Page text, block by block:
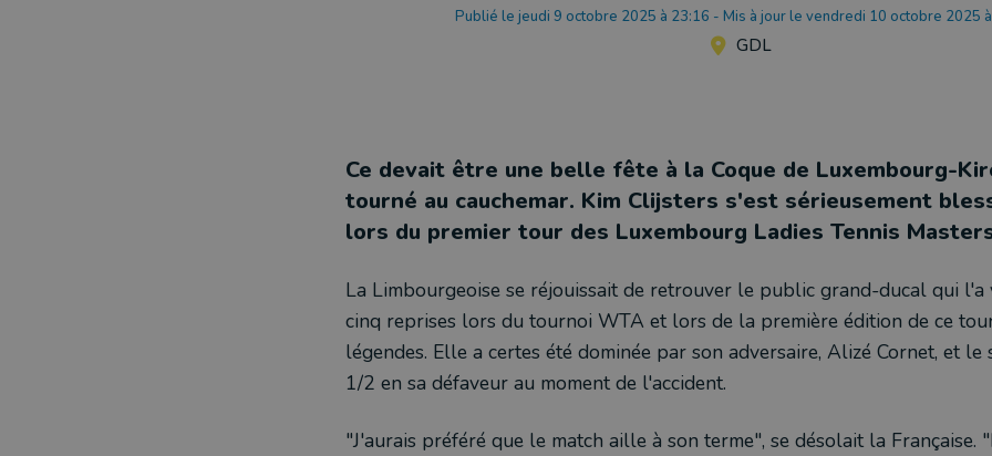
Publié le jeudi 9 octobre 2025 à 23:16 - Mis à jour le vendredi 10 octobre 2025
GDL
Ce devait être une belle fête à la Coque de Luxembourg-
tourné au cauchemar. Kim Clijsters s'est sérieusement
lors du premier tour des Luxembourg Ladies Tennis
La Limbourgeoise se réjouissait de retrouver le public grand-ducal qui l'a
cinq reprises lors du tournoi WTA et lors de la première édition de ce
légendes. Elle a certes été dominée par son adversaire, Alizé Cornet, et le
1/2 en sa défaveur au moment de l'accident.
"J'aurais préféré que le match aille à son terme", se désolait la Française.